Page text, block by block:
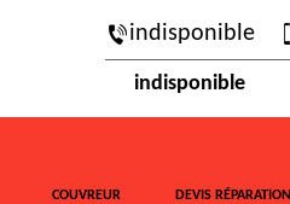
indisponible
indisponible
COUVREUR
DEVIS RÉPARATION